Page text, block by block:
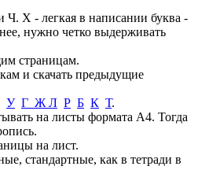
Х - легкая в написании буква -
нужно четко выдерживать
страницам.
и скачать предыдущие
У Г Ж Л Р Б К Т.
на листы формата А4. Тогда
на лист.
стандартные, как в тетради в